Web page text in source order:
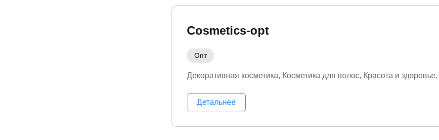
Cosmetics-opt
Опт
Декоративная косметика Косметика для волос Красота и здоровье
Детальнее